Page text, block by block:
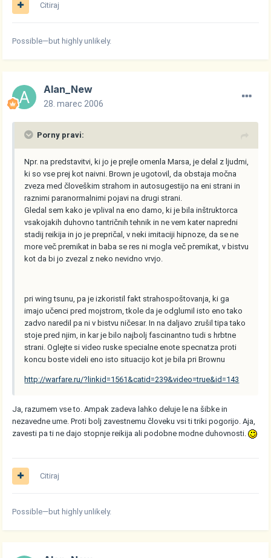
Citiraj
Possible—but highly unlikely.
Alan_New
28. marec 2006
Porny pravi:
Npr. na predstavitvi, ki jo je prejle omenla Marsa, je delal z ljudmi,
ki so vse prej kot naivni. Brown je ugotovil, da obstaja močna
zveza med človeškim strahom in autosugestijo na eni strani in
raznimi paranormalnimi pojavi na drugi strani.
Gledal sem kako je vplival na eno damo, ki je bila inštruktorca
vsakojakih duhovno tantričnih tehnik in ne vem kater napredni
stadij reikija in jo je prepričal, v neki imitaciji hipnoze, da se ne
more več premikat in baba se res ni mogla več premikat, v bistvu
kot da bi jo zvezal z neko nevidno vrvjo.
pri wing tsunu, pa je izkoristil fakt strahospoštovanja, ki ga
imajo učenci pred mojstrom, tkole da je odglumil isto eno tako
zadvo naredil pa ni v bistvu ničesar. In na daljavo zrušil tipa tako
stoje pred njim, in kar je bilo najbolj fascinantno tudi s hrbtne
strani. Oglejte si video ruske specialne enote specnatza proti
koncu boste videli eno isto situacijo kot je bila pri Brownu
http://warfare.ru/?linkid=1561&catid=239&video=true&id=143
Ja, razumem vse to. Ampak zadeva lahko deluje le na šibke in
nezavedne ume. Proti bolj zavestnemu človeku vsi ti triki pogorijo. Aja,
zavesti pa ti ne dajo stopnje reikija ali podobne modne duhovnosti.
Citiraj
Possible—but highly unlikely.